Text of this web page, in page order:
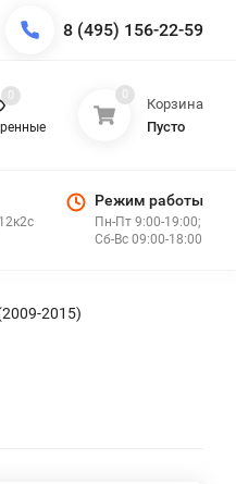
8 (495) 156-22-59
0 0
Корзина
Пусто
Режим работы
Пн-Пт 9:00-19:00;
Сб-Вс 09:00-18:00
2015)